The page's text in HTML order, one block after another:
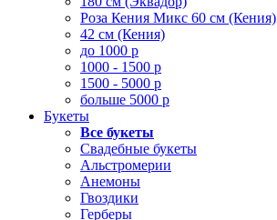
Роза Кения Микс 60 см (Кения)
42 см (Кения)
до 1000 р
1000 - 1500 р
1500 - 5000 р
больше 5000 р
Букеты
Все букеты
Свадебные букеты
Альстромерии
Анемоны
Гвоздики
Герберы